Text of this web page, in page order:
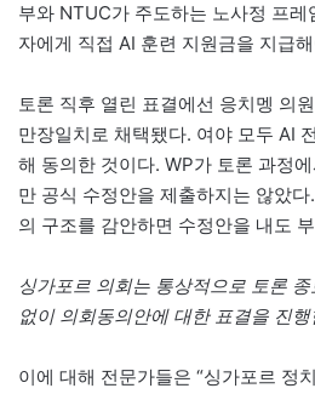
부와 NTUC가 주도하는 노사정 프
자에게 직접 AI 훈련 지원금을 지급
토론 직후 열린 표결에선 응치멩 의
만장일치로 채택됐다. 여야 모두 AI
해 동의한 것이다. WP가 토론 과정
만 공식 수정안을 제출하지는 않았
의 구조를 감안하면 수정안을 내도
싱가포르 의회는 통상적으로 토론
없이 의회동의안에 대한 표결을 진
이에 대해 전문가들은 “싱가포르 정